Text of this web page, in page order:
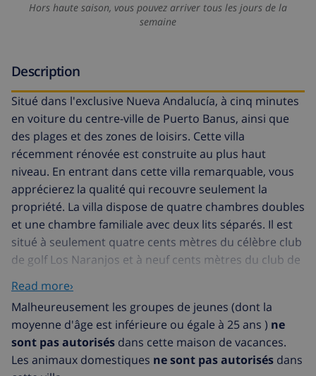
Hors haute saison, vous pouvez arriver tous les jours de la
semaine
Description
Situé dans l'exclusive Nueva Andalucía, à cinq minutes
en voiture du centre-ville de Puerto Banus, ainsi que
des plages et des zones de loisirs. Cette villa
récemment rénovée est construite au plus haut
niveau. En entrant dans cette villa remarquable, vous
apprécierez la qualité qui recouvre seulement la
propriété. La villa dispose de quatre chambres doubles
et une chambre familiale avec deux lits séparés. Il est
situé à seulement quatre cents mètres du célèbre club
de golf Los Naranjos et à neuf cents mètres du club de
golf La Quinta. Il dispose de quatre salles de bains et
w.c. invités séparés. La plage est à seulement deux
kilomètres de la marina et des plages de Puerto Banus.
La villa peut accueillir confortablement jusqu'à douze
personnes. Il ya des espaces de détente fantastiques
tant à l'intérieur qu'à l'extérieur. Il ya un grand salon et
Read more›
Malheureusement les groupes de jeunes (dont la
moyenne d'âge est inférieure ou égale à 25 ans ) ne
sont pas autorisés dans cette maison de vacances.
Les animaux domestiques ne sont pas autorisés dans